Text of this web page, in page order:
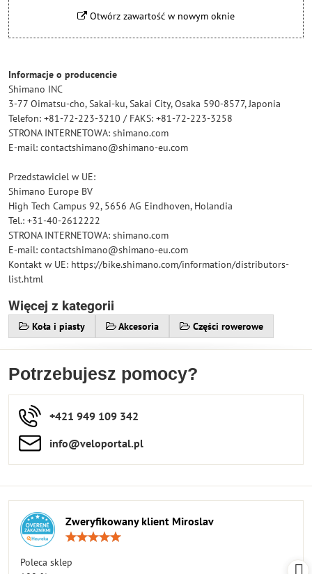
Otwórz zawartość w nowym oknie
Informacje o producencie
Shimano INC
3-77 Oimatsu-cho, Sakai-ku, Sakai City, Osaka 590-8577, Japonia
Telefon: +81-72-223-3210 / FAKS: +81-72-223-3258
STRONA INTERNETOWA: shimano.com
E-mail: contactshimano@shimano-eu.com
Przedstawiciel w UE:
Shimano Europe BV
High Tech Campus 92, 5656 AG Eindhoven, Holandia
Tel.: +31-40-2612222
STRONA INTERNETOWA: shimano.com
E-mail: contactshimano@shimano-eu.com
Kontakt w UE: https://bike.shimano.com/information/distributors-
list.html
Więcej z kategorii
Koła i piasty Akcesoria Części rowerowe
Potrzebujesz pomocy?
+421 949 109 342
info​​@veloportal​.pl
Zweryfikowany klient Miroslav
Poleca sklep